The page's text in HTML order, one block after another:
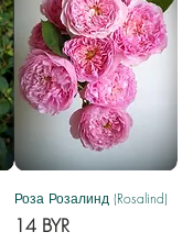
Роза Розалинд (Rosalind)
Цена
14 BYR